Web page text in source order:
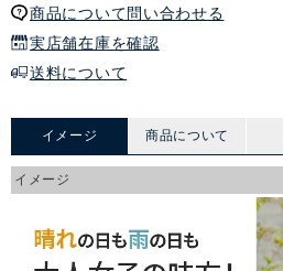
商品について問い合わせる
実店舗在庫を確認
送料について
イメージ 商品について
イメージ